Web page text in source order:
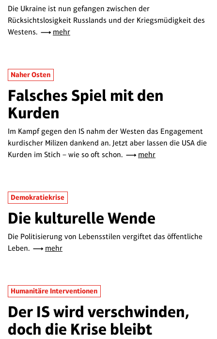
Die Ukraine ist nun gefangen zwischen der
Rücksichtslosigkeit Russlands und der Kriegsmüdigkeit des
Westens.
mehr
Naher Osten
Falsches Spiel mit den
Kurden
Im Kampf gegen den IS nahm der Westen das Engagement
kurdischer Milizen dankend an. Jetzt aber lassen die USA die
Kurden im Stich – wie so oft schon.
mehr
Demokratiekrise
Die kulturelle Wende
Die Politisierung von Lebensstilen vergiftet das öffentliche
Leben.
mehr
Humanitäre Interventionen
Der IS wird verschwinden,
doch die Krise bleibt